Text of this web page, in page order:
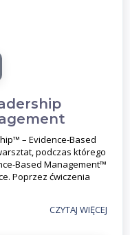
– Evidence-Based
podczas którego
Based Management™
Poprzez ćwiczenia
CZYTAJ WIĘCEJ